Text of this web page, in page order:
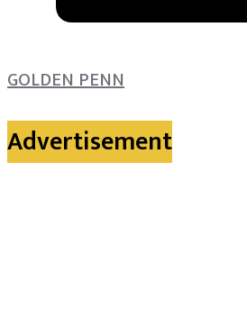
GOLDEN PENN
Advertisement